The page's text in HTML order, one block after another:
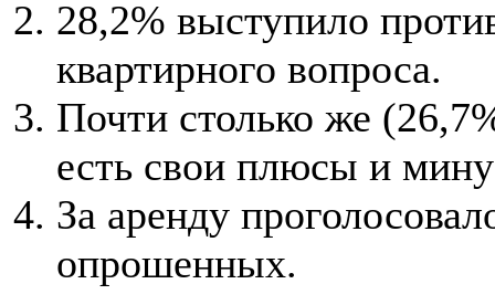
28,2% выступило
квартирного вопроса.
Почти столько же
есть свои плюсы и
За аренду
опрошенных.